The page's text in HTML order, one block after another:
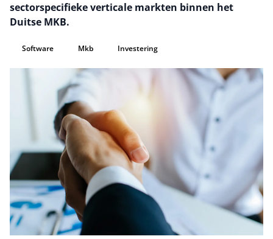
sectorspecifieke verticale markten binnen het
Duitse MKB.
Software Mkb Investering